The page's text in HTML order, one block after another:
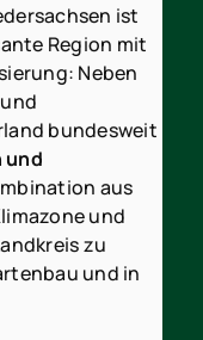
ist
Region mit
Neben
bundesweit
und
aus
und
zu
und in